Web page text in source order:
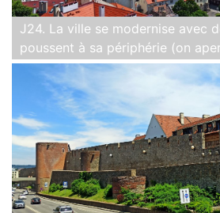
J24. La ville se modernise avec
poussent à sa périphérie (on